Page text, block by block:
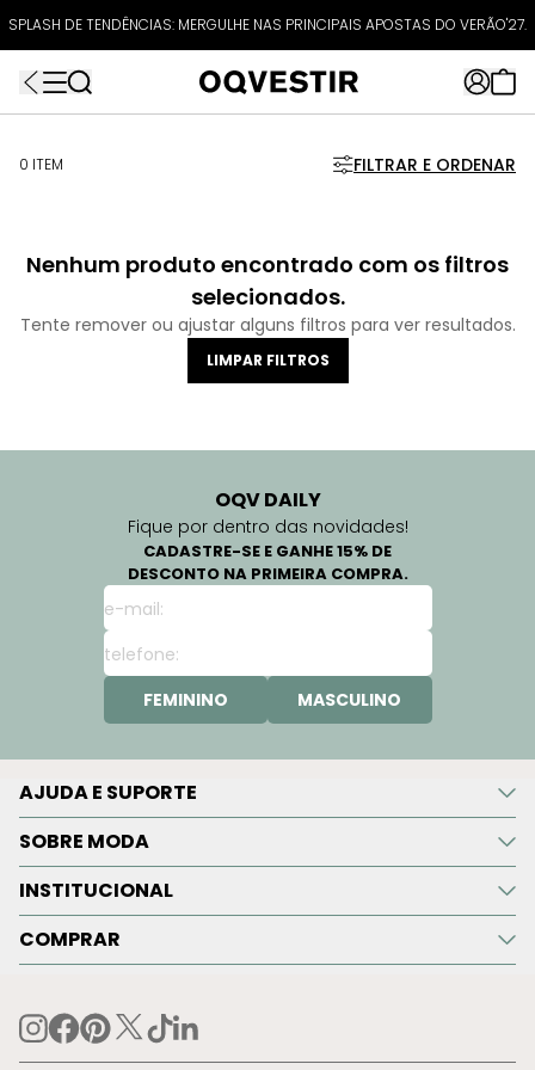
SPLASH DE TENDÊNCIAS: MERGULHE NAS PRINCIPAIS APOSTAS DO VERÃO'27.
ATÉ 80% OFF + 10% OFF EXTRA!
EXTRA10*
FRETEAPP
R$499*
0 ITEM FILTRAR E ORDENAR
Nenhum produto encontrado com os filtros
selecionados.
Tente remover ou ajustar alguns filtros para ver resultados.
LIMPAR FILTROS
OQV DAILY
Fique por dentro das novidades!
CADASTRE-SE E GANHE 15% DE
DESCONTO NA PRIMEIRA COMPRA.
FEMININO MASCULINO
AJUDA E SUPORTE
SOBRE MODA
INSTITUCIONAL
COMPRAR